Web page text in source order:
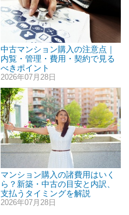
中古マンション購入の注意点｜
内覧・管理・費用・契約で見る
べきポイント
2026年07月28日
マンション購入の諸費用はいく
ら？新築・中古の目安と内訳、
支払うタイミングを解説
2026年07月28日